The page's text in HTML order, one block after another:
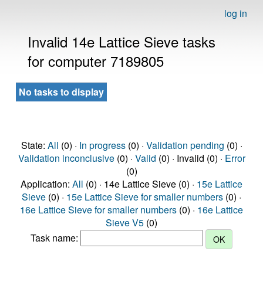
log in
Invalid 14e Lattice Sieve tasks
for computer 7189805
No tasks to display
State: All (0) · In progress(0) · Validation pending (0) ·
Validation inconclusive(0) · Valid (0) · Invalid (0) · Error
(0)
Application: All (0) · 14e Lattice Sieve (0) · 15e Lattice
Sieve (0) · 15e Lattice Sieve for smaller numbers (0) ·
16e Lattice Sieve for smaller numbers (0) · 16e Lattice
Sieve V5 (0)
Task name: